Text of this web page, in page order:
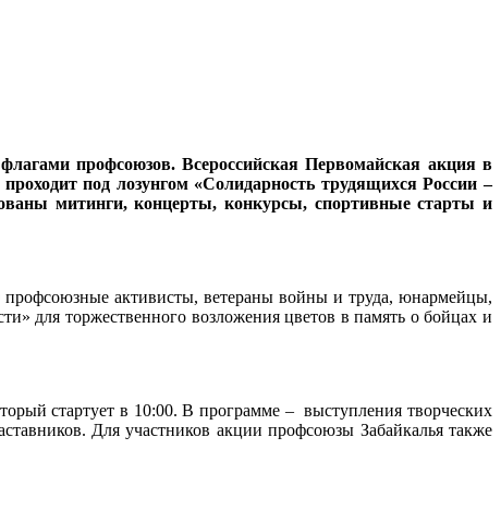
профсоюзов. Всероссийская Первомайская акция в
под лозунгом «Солидарность трудящихся России –
митинги, концерты, конкурсы, спортивные старты и
активисты, ветераны войны и труда, юнармейцы,
для торжественного возложения цветов в память о бойцах и
стартует в 10:00. В программе – выступления творческих
Для участников акции профсоюзы Забайкалья также